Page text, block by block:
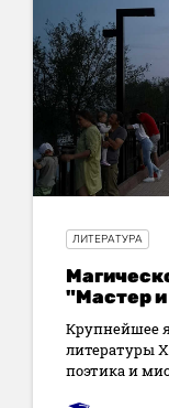
ЛИТЕРАТУРА
"Мастер
Крупнейшее
литературы
поэтика и